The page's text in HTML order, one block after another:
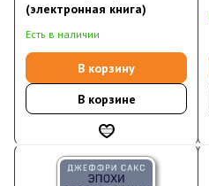
(электронная книга)
Есть в наличии
В корзину
В корзине